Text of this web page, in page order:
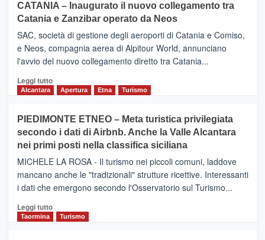
CATANIA – Inaugurato il nuovo collegamento tra
Catania e Zanzibar operato da Neos
SAC, società di gestione degli aeroporti di Catania e Comiso,
e Neos, compagnia aerea di Alpitour World, annunciano
l'avvio del nuovo collegamento diretto tra Catania...
Leggi tuttoLeggi
CATANIA
–
Inaugurato
il
nuovo
collegamento
tra
e
Zanzibar
Alcantara Apertura Etna Turismo
PIEDIMONTE ETNEO – Meta turistica privilegiata
secondo i dati di Airbnb. Anche la Valle Alcantara
nei primi posti nella classifica siciliana
MICHELE LA ROSA - Il turismo nei piccoli comuni, laddove
mancano anche le "tradizionali" strutture ricettive. Interessanti
i dati che emergono secondo l'Osservatorio sul Turismo...
Leggi tuttoLeggi
Taormina Turismo